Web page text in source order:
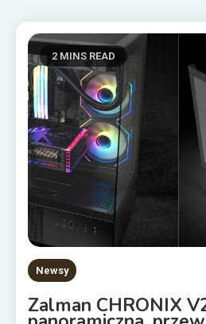
2 MINS READ
Newsy
Zalman CHRONIX